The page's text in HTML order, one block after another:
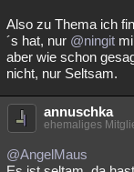
Also zu Thema ich
´s hat, nur @ningit
aber wie schon
nicht, nur Seltsam.
annuschka
ehemaliges
@AngelMaus